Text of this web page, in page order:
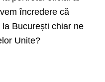
încredere că
București chiar ne
Unite?